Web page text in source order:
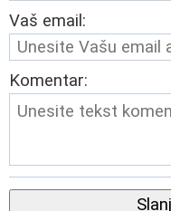
Vaš email:
Komentar: